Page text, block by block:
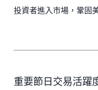
投資者進入市場，鞏固
重要節日交易活躍